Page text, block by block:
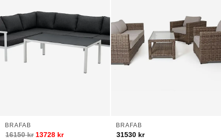
BRAFAB
16150kr 13728 kr
BRAFAB
31530 kr